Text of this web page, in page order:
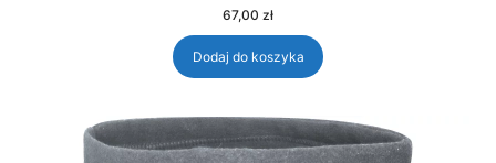
67,00 zł
Dodaj do koszyka